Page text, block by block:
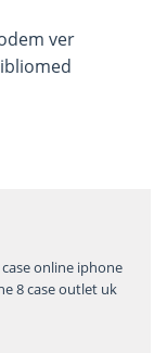
ver
online iphone
8 case outlet uk